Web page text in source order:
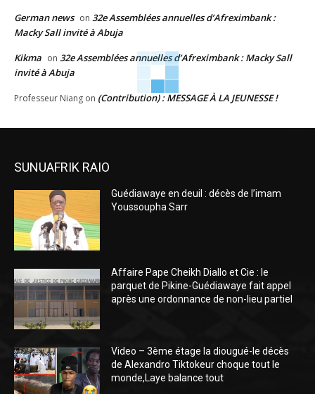
German news on 32e Assemblées annuelles d’Afreximbank :
Macky Sall invité à Abuja
Kikma on 32e Assemblées annuelles d’Afreximbank : Macky Sall
invité à Abuja
Professeur Niang on (Contribution) : MESSAGE À LA JEUNESSE !
SUNUAFRIK RAIO
Guédiawaye en deuil : décès de l’imam
Youssoupha Sarr
Affaire Pape Cheikh Diallo et Cie : le
parquet de Pikine-Guédiawaye fait appel
après une ordonnance de non-lieu partiel
Video – 3ème étage la diougué-le décès
de Alexandro Tiktokeur choque tout le
monde,Laye balance tout